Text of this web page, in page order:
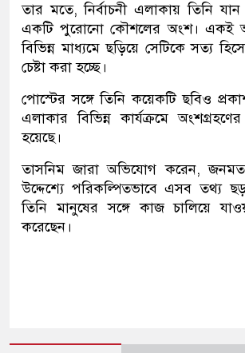
তার মতে, নির্বাচনী এলাকায় তিনি
একটি পুরোনো কৌশলের অংশ। একই
বিভিন্ন মাধ্যমে ছড়িয়ে সেটিকে সত্য
চেষ্টা করা হচ্ছে।
পোস্টের সঙ্গে তিনি কয়েকটি ছবিও
এলাকার বিভিন্ন কার্যক্রমে
হয়েছে।
তাসনিম জারা অভিযোগ করেন, জনমত
উদ্দেশ্যে পরিকল্পিতভাবে এসব তথ্য
তিনি মানুষের সঙ্গে কাজ চালিয়ে
করেছেন।